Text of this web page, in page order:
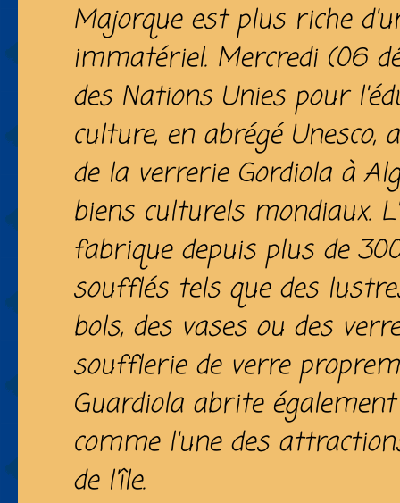
Majorque est plus riche
immatériel. Mercredi (06
des Nations Unies pour
culture, en abrégé Unesco,
de la verrerie Gordiola à
biens culturels mondiaux.
fabrique depuis plus de
soufflés tels que des
bols, des vases ou des
soufflerie de verre
Guardiola abrite
comme l'une des
de l'île.